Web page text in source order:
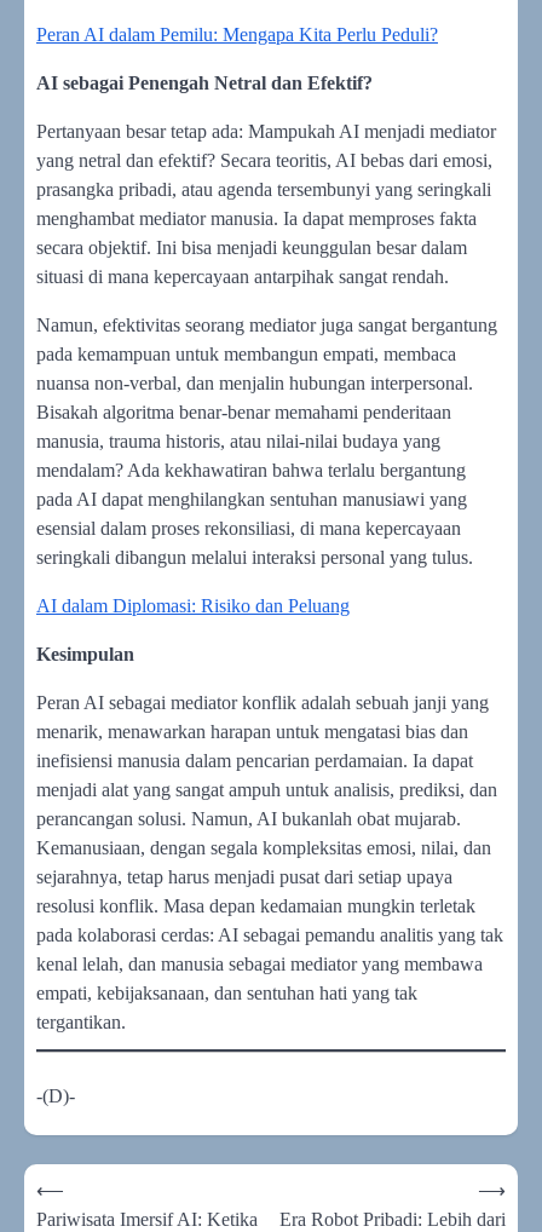
Peran AI dalam Pemilu: Mengapa Kita Perlu Peduli?
AI sebagai Penengah Netral dan Efektif?
Pertanyaan besar tetap ada: Mampukah AI menjadi mediator
yang netral dan efektif? Secara teoritis, AI bebas dari emosi,
prasangka pribadi, atau agenda tersembunyi yang seringkali
menghambat mediator manusia. Ia dapat memproses fakta
secara objektif. Ini bisa menjadi keunggulan besar dalam
situasi di mana kepercayaan antarpihak sangat rendah.
Namun, efektivitas seorang mediator juga sangat bergantung
pada kemampuan untuk membangun empati, membaca
nuansa non-verbal, dan menjalin hubungan interpersonal.
Bisakah algoritma benar-benar memahami penderitaan
manusia, trauma historis, atau nilai-nilai budaya yang
mendalam? Ada kekhawatiran bahwa terlalu bergantung
pada AI dapat menghilangkan sentuhan manusiawi yang
esensial dalam proses rekonsiliasi, di mana kepercayaan
seringkali dibangun melalui interaksi personal yang tulus.
AI dalam Diplomasi: Risiko dan Peluang
Kesimpulan
Peran AI sebagai mediator konflik adalah sebuah janji yang
menarik, menawarkan harapan untuk mengatasi bias dan
inefisiensi manusia dalam pencarian perdamaian. Ia dapat
menjadi alat yang sangat ampuh untuk analisis, prediksi, dan
perancangan solusi. Namun, AI bukanlah obat mujarab.
Kemanusiaan, dengan segala kompleksitas emosi, nilai, dan
sejarahnya, tetap harus menjadi pusat dari setiap upaya
resolusi konflik. Masa depan kedamaian mungkin terletak
pada kolaborasi cerdas: AI sebagai pemandu analitis yang tak
kenal lelah, dan manusia sebagai mediator yang membawa
empati, kebijaksanaan, dan sentuhan hati yang tak
tergantikan.
-(D)-
Navigasi
pos
⟵
Pariwisata Imersif AI: Ketika
Era Robot Pribadi: Lebih dari
⟶